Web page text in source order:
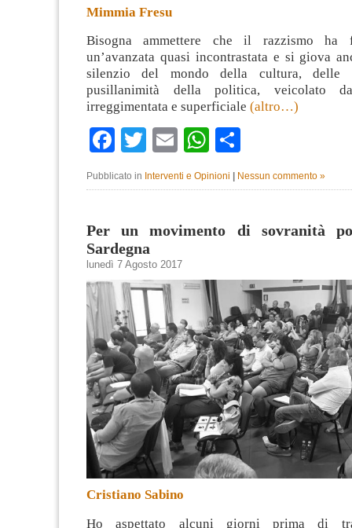
Mimmia Fresu
Bisogna ammettere che il razzismo ha
un’avanzata quasi incontrastata e si giova
silenzio del mondo della cultura, delle
pusillanimità della politica, veicolato
irreggimentata e superficiale (altro…)
Facebook
TwitterEmailWhatsApp
Pubblicato in Interventi e Opinioni Nessun commento »
Per un movimento di sovranità
Sardegna
lunedì 7 Agosto 2017
Cristiano Sabino
Ho aspettato alcuni giorni prima di